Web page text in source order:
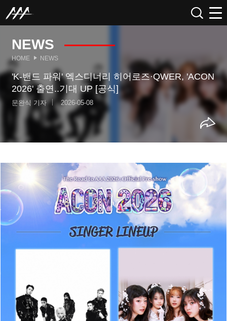
NEWS
HOME NEWS
'K-밴드 파워' 엑스디너리 히어로즈·QWER, 'ACON
2026' 출연..기대 UP [공식]
문완식 기자 2026-05-08